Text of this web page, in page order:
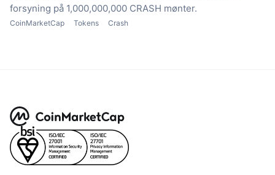
forsyning på 1,000,000,000 CRASH mønter.
CoinMarketCap Tokens Crash